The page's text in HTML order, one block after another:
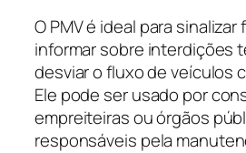
O PMV é ideal para
informar sobre interdições
desviar o fluxo de veículos
Ele pode ser usado por
empreiteiras ou órgãos
responsáveis pela